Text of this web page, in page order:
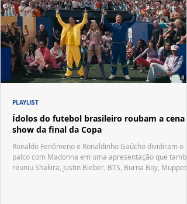
Ídolos do futebol brasileiro roubam a cena
show da final da Copa
Ronaldo Fenômeno e Ronaldinho Gaúcho dividiram o
palco com Madonna em uma apresentação que
reuniu Shakira, Justin Bieber, BTS, Burna Boy, Muppets,
PLAYLIST